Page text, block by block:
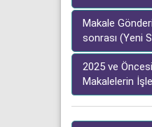
Makale
sonrası (Yeni
2025 ve
Makalelerin